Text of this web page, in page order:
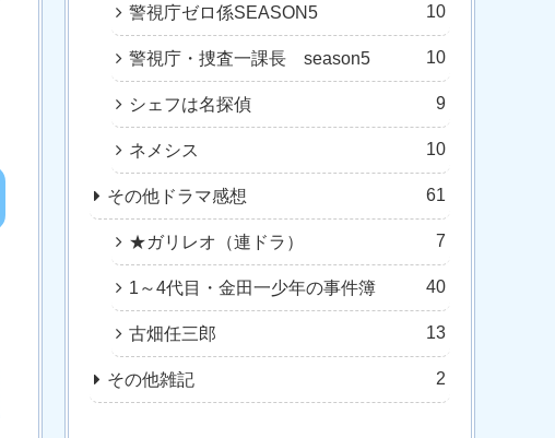
警視庁ゼロ係SEASON5 10
警視庁・捜査一課長 season5 10
シェフは名探偵 9
ネメシス 10
その他ドラマ感想 61
★ガリレオ（連ドラ） 7
1～4代目・金田一少年の事件簿 40
古畑任三郎 13
その他雑記 2